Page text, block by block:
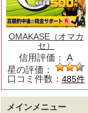
OMAKASE（オマカ
セ）
信用評価： A
星の評価：
口コミ件数： 485件
メインメニュー